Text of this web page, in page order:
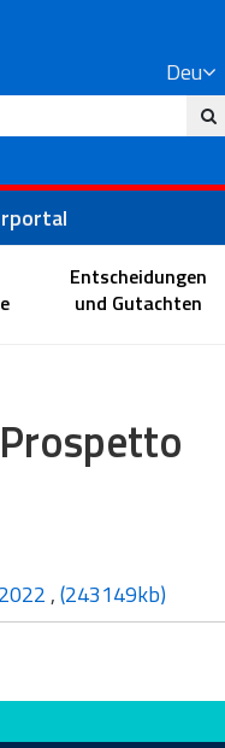
Deu
Entscheidungen
und Gutachten
,(243149kb)